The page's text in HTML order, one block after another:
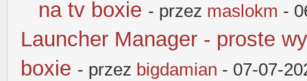
na tv boxie - przez maslokm -
Launcher Manager - proste
boxie - przez bigdamian - 07-07-